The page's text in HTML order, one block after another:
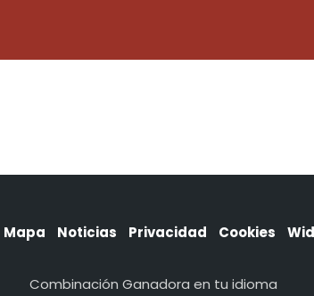
Mapa Noticias Privacidad Cookies
Combinación Ganadora en tu idioma